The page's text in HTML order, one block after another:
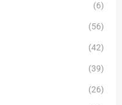
(6)
(56)
(42)
(39)
(26)